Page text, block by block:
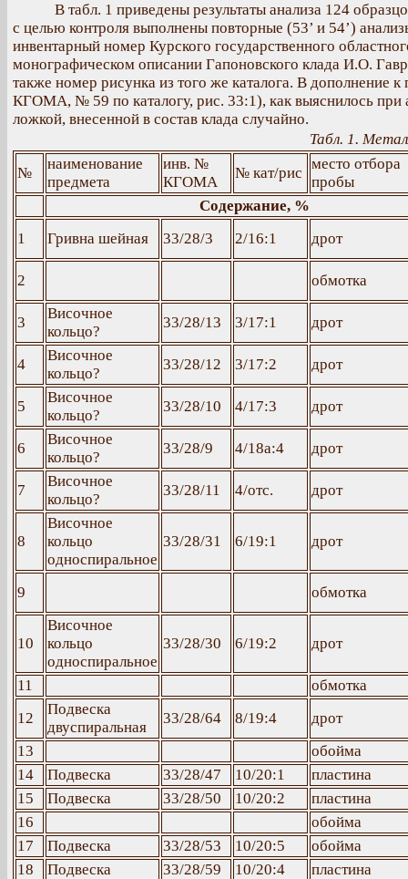
В табл. 1 приведены результаты анализа 124
с целью контроля выполнены повторные (53’ и 54’)
инвентарный номер Курского государственного
монографическом описании Гапоновского клада И.О.
также номер рисунка из того же каталога. В дополнение
КГОМА, № 59 по каталогу, рис. 33:1), как выяснилось
ложкой, внесенной в состав клада случайно.
Табл. 1.
№
наименование
предмета
инв. №
КГОМА
№ кат/рис
место отбора
пробы
Содержание, %
1
Гривна шейная 33/28/3 2/16:1 дрот
2 обмотка
3
Височное
кольцо?
33/28/13 3/17:1 дрот
4
Височное
кольцо?
33/28/12 3/17:2 дрот
5
Височное
кольцо?
33/28/10 4/17:3 дрот
6
Височное
кольцо?
33/28/9 4/18a:4 дрот
7
Височное
кольцо?
33/28/11 4/отс. дрот
8
Височное
кольцо
односпиральное
33/28/31 6/19:1 дрот
9 обмотка
10
Височное
кольцо
односпиральное
33/28/30 6/19:2 дрот
11
обмотка
12
Подвеска
двуспиральная
33/28/64 8/19:4
дрот
13
обойма
14
Подвеска 33/28/47 10/20:1
пластина
15
Подвеска 33/28/50 10/20:2
пластина
16
обойма
17
Подвеска 33/28/53 10/20:5
обойма
18
Подвеска 33/28/59 10/20:4
пластина